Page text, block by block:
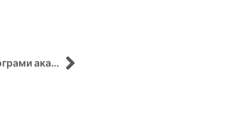
Стартував цикл практико-орієнтованих семінарів в рамках програми академічної мобільності з Університетом Бінгхем